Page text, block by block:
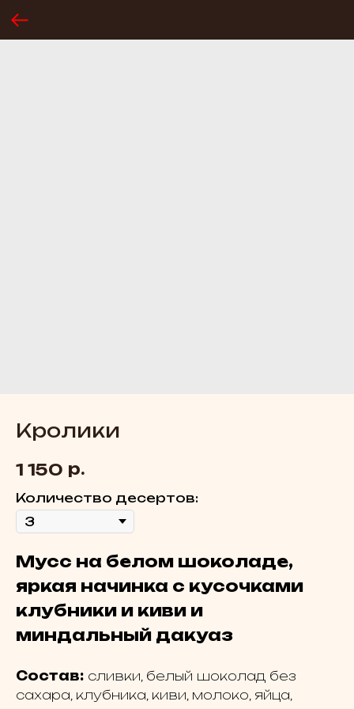
Кролики
1 150 р.
Количество десертов:
Мусс на белом шоколаде,
яркая начинка с кусочками
клубники и киви и
миндальный дакуаз
Состав: сливки, белый шоколад без
сахара, клубника, киви, молоко, яйца,